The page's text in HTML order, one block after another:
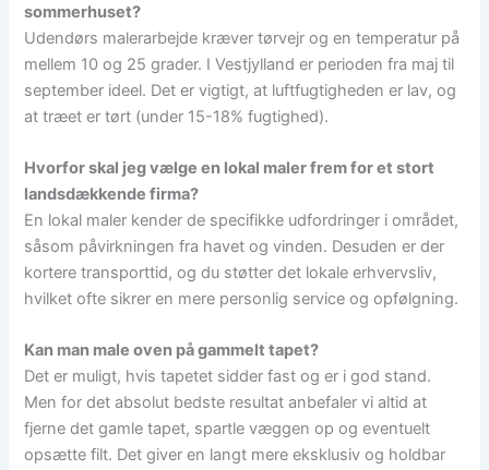
sommerhuset?
Udendørs malerarbejde kræver tørvejr og en temperatur på
mellem 10 og 25 grader. I Vestjylland er perioden fra maj til
september ideel. Det er vigtigt, at luftfugtigheden er lav, og
at træet er tørt (under 15-18% fugtighed).
Hvorfor skal jeg vælge en lokal maler frem for et stort
landsdækkende firma?
En lokal maler kender de specifikke udfordringer i området,
såsom påvirkningen fra havet og vinden. Desuden er der
kortere transporttid, og du støtter det lokale erhvervsliv,
hvilket ofte sikrer en mere personlig service og opfølgning.
Kan man male oven på gammelt tapet?
Det er muligt, hvis tapetet sidder fast og er i god stand.
Men for det absolut bedste resultat anbefaler vi altid at
fjerne det gamle tapet, spartle væggen op og eventuelt
opsætte filt. Det giver en langt mere eksklusiv og holdbar